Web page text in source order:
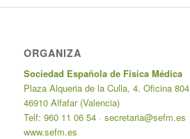
ORGANIZA
Sociedad Española de Física Médica
Plaza Alqueria de la Culla, 4. Oficina 804
46910 Alfafar (Valencia)
Telf: 960 11 06 54 · secretaria@sefm.es
www.sefm.es